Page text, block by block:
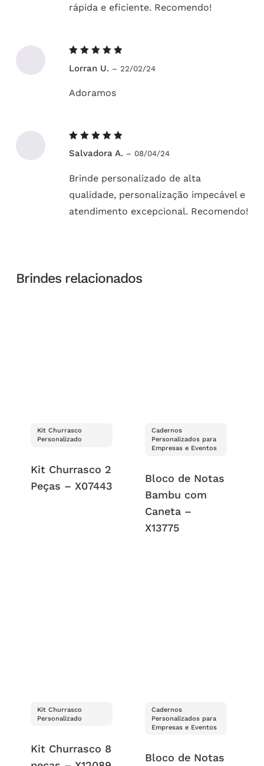
rápida e eficiente. Recomendo!
5de 5
Lorran U. – 22/02/24
Adoramos
5de 5
Salvadora A. – 08/04/24
Brinde personalizado de alta
qualidade, personalização impecável e
atendimento excepcional. Recomendo!
Brindes relacionados
Kit Churrasco
Personalizado
Kit Churrasco 2
Peças – X07443
Cadernos
Personalizados para
Empresas e Eventos
Bloco de Notas
Bambu com
Caneta –
X13775
Kit Churrasco
Personalizado
Kit Churrasco 8
Cadernos
Personalizados para
Empresas e Eventos
Bloco de Notas